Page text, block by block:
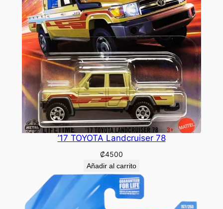
’17 TOYOTA Landcruiser 78
₡4500
Añadir al carrito